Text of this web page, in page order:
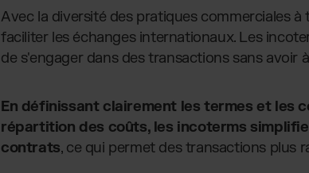
Avec la diversité des pratiques commerciales
faciliter les échanges internationaux. Les
de s'engager dans des transactions sans avoir
En définissant clairement les termes et les
répartition des coûts, les incoterms
contrats, ce qui permet des transactions plus